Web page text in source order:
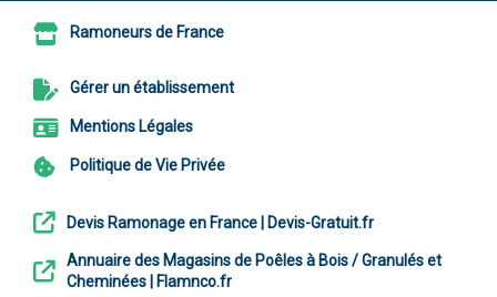
Ramoneurs de France
Gérer un établissement
Mentions Légales
Politique de Vie Privée
Devis Ramonage en France | Devis-Gratuit.fr
Annuaire des Magasins de Poêles à Bois / Granulés et
Cheminées | Flamnco.fr